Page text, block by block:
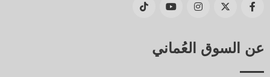
عن السوق العُماني